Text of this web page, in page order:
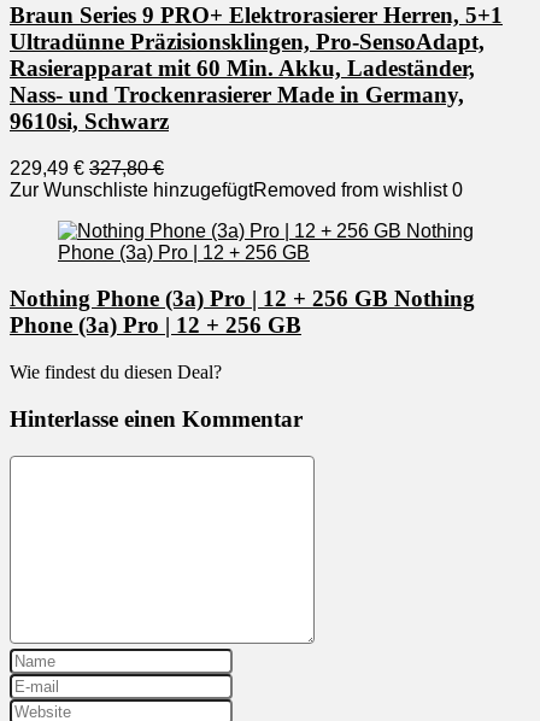
Braun Series 9 PRO+ Elektrorasierer Herren, 5+1
Ultradünne Präzisionsklingen, Pro-SensoAdapt,
Rasierapparat mit 60 Min. Akku, Ladeständer,
Nass- und Trockenrasierer Made in Germany,
9610si, Schwarz
229,49 € 327,80 €
Zur Wunschliste hinzugefügtRemoved from wishlist 0
Nothing Phone (3a) Pro | 12 + 256 GB Nothing
Phone (3a) Pro | 12 + 256 GB
Wie findest du diesen Deal?
Hinterlasse einen Kommentar